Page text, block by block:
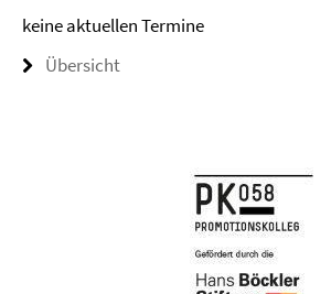
keine aktuellen Termine
Übersicht